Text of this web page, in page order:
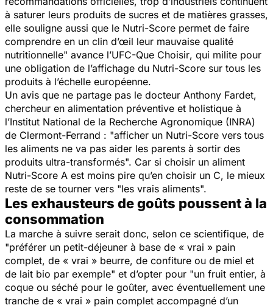
à saturer leurs produits de sucres et de matières grasses,
elle souligne aussi que le Nutri-Score permet de faire
comprendre en un clin d’œil leur mauvaise qualité
nutritionnelle" avance l’UFC-Que Choisir, qui milite pour
une obligation de l’affichage du Nutri-Score sur tous les
produits à l’échelle européenne.
Un avis que ne partage pas le docteur Anthony Fardet,
chercheur en alimentation préventive et holistique à
l’Institut National de la Recherche Agronomique (INRA)
de Clermont-Ferrand : "afficher un Nutri-Score vers tous
les aliments ne va pas aider les parents à sortir des
produits ultra-transformés". Car si choisir un aliment
Nutri-Score A est moins pire qu’en choisir un C, le mieux
reste de se tourner vers "les vrais aliments".
Les exhausteurs de goûts poussent à la
consommation
La marche à suivre serait donc, selon ce scientifique, de
"préférer un petit-déjeuner à base de « vrai » pain
complet, de « vrai » beurre, de confiture ou de miel et
de lait bio par exemple" et d’opter pour "un fruit entier, à
coque ou séché pour le goûter, avec éventuellement une
tranche de « vrai » pain complet accompagné d’un